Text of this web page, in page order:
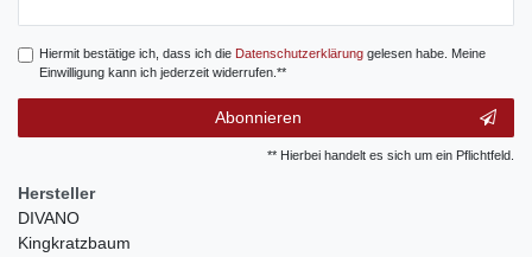
Hiermit bestätige ich, dass ich die Daten­schutz­erklärunggelesen habe. Meine
Einwilligung kann ich jederzeit widerrufen.**
Abonnieren
** Hierbei handelt es sich um ein Pflichtfeld.
Hersteller
DIVANO
Kingkratzbaum